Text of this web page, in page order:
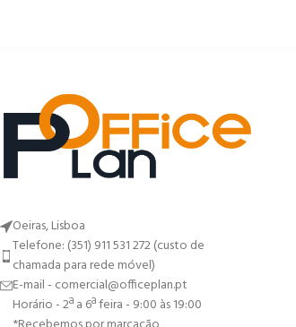
Oeiras, Lisboa
Telefone: (351) 911 531 272 (custo de
chamada para rede móvel)
E-mail - comercial@officeplan.pt
Horário - 2ª a 6ª feira - 9:00 às 19:00